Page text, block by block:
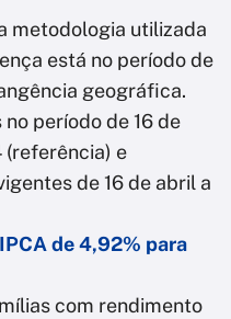
metodologia utilizada
está no período de
geográfica.
período de 16 de
(referência) e
de 16 de abril a
de 4,92% para
com rendimento